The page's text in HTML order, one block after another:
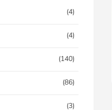
(4)
(4)
(140)
(86)
(3)